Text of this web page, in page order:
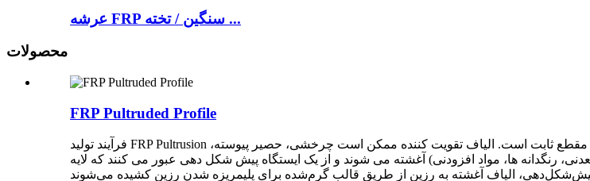
عرشه FRP سنگین / تخته ...
محصولات
FRP Pultruded Profile
فرآیند تولید FRP Pultrusion یک فرآیند تولید مداوم برای تولید پروفیل های پلیمری تقویت شده با الیاف با هر طول و مقطع ثابت است. الیاف تقویت کننده ممکن است چرخشی، حصیر پیوسته،
رنگدانه ها، مواد افزودنی) آغشته می شوند و از یک ایستگاه پیش شکل دهی عبور می کنند که لایه